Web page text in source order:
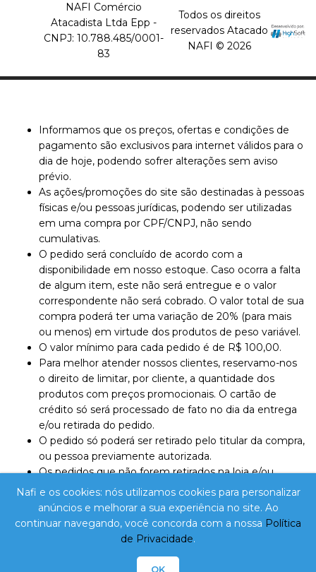
Nafi e os cookies: nós utilizamos cookies para personalizar
anúncios e melhorar a sua experiência no site. Ao
continuar navegando, você concorda com a nossa Política
de Privacidade.
OK
Xokleng 20X25Gr 500Gr
India - Display C/20 Un
COMPARAR
LISTA DE DESEJO
NAFI Comércio
Atacadista Ltda Epp -
CNPJ: 10.788.485/0001-
83
Todos os direitos
reservados Atacado
NAFI © 2026
Informamos que os preços, ofertas e condições de
pagamento são exclusivos para internet válidos para o
dia de hoje, podendo sofrer alterações sem aviso
prévio.
As ações/promoções do site são destinadas à pessoas
físicas e/ou pessoas jurídicas, podendo ser utilizadas
em uma compra por CPF/CNPJ, não sendo
cumulativas.
O pedido será concluído de acordo com a
disponibilidade em nosso estoque. Caso ocorra a falta
de algum item, este não será entregue e o valor
correspondente não será cobrado. O valor total de sua
compra poderá ter uma variação de 20% (para mais
ou menos) em virtude dos produtos de peso variável.
O valor mínimo para cada pedido é de R$ 100,00.
Para melhor atender nossos clientes, reservamo-nos
o direito de limitar, por cliente, a quantidade dos
produtos com preços promocionais. O cartão de
crédito só será processado de fato no dia da entrega
e/ou retirada do pedido.
O pedido só poderá ser retirado pelo titular da compra,
ou pessoa previamente autorizada.
Os pedidos que não forem retirados na loja e/ou
recebidos conforme agendamento no site serão
cancelados em até 1 dia útil.
NAFI Comércio Atacadista Ltda Epp. - CNPJ:
10.788.485/0001-83 - Inscrição Estadual: 255.868.359 /
Avenida Santa Catarina, Nº 1209 / Imbituba - SC - CEP: